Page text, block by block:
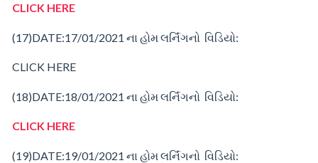
CLICK HERE
(17)DATE:17/01/2021 ના હોમલર્નિંગનો વિડિયો:
CLICK HERE
(18)DATE:18/01/2021 ના હોમલર્નિંગનો વિડિયો:
CLICK HERE
(19)DATE:19/01/2021 ના હોમલર્નિંગનો વિડિયો: